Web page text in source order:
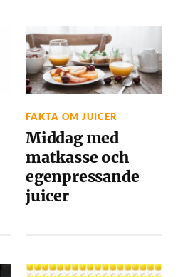
FAKTA OM JUICER
Middag med
matkasse och
egenpressande
juicer